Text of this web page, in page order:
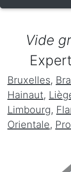
Vide
Bruxelles,
Hainaut,
Limbourg,
Orientale,